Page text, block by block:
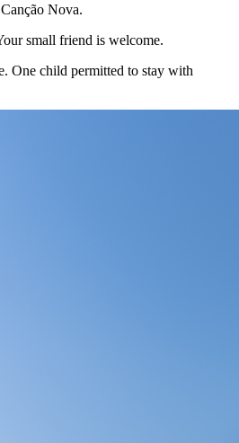
Nova.
small friend is welcome.
One child permitted to stay with